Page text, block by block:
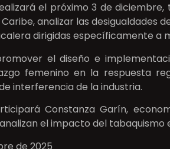
el próximo 3 de
analizar las desigualdades
dirigidas específicamente a
el diseño e
femenino en la respuesta
interferencia de la industria.
Constanza Garín,
el impacto del tabaquismo
de 2025